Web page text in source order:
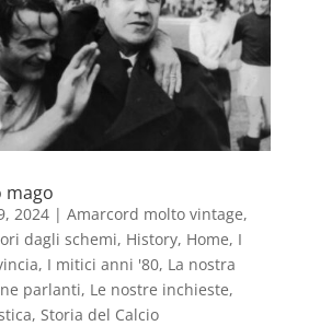
mago
2024| Amarcord molto vintage,
dagli schemi, History, Home, I
, I mitici anni '80, La nostra
parlanti, Le nostre inchieste,
, Storia del Calcio